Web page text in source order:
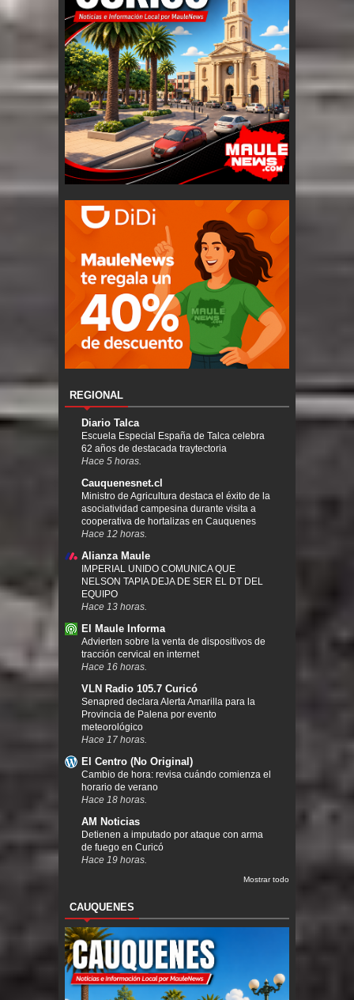
REGIONAL
Diario Talca
Escuela Especial España de Talca celebra
62 años de destacada traytectoria
Hace 5 horas.
Cauquenesnet.cl
Ministro de Agricultura destaca el éxito de la
asociatividad campesina durante visita a
cooperativa de hortalizas en Cauquenes
Hace 12 horas.
Alianza Maule
IMPERIAL UNIDO COMUNICA QUE
NELSON TAPIA DEJA DE SER EL DT DEL
EQUIPO
Hace 13 horas.
El Maule Informa
Advierten sobre la venta de dispositivos de
tracción cervical en internet
Hace 16 horas.
VLN Radio 105.7 Curicó
Senapred declara Alerta Amarilla para la
Provincia de Palena por evento
meteorológico
Hace 17 horas.
El Centro (No Original)
Cambio de hora: revisa cuándo comienza el
horario de verano
Hace 18 horas.
AM Noticias
Detienen a imputado por ataque con arma
de fuego en Curicó
Hace 19 horas.
Mostrar todo
CAUQUENES